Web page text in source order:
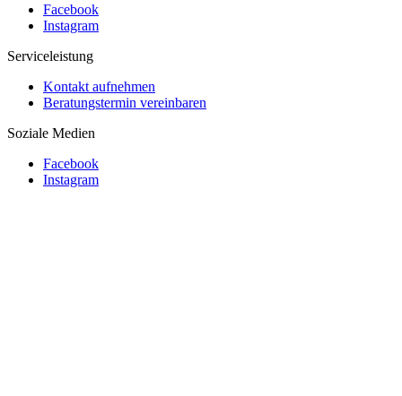
Facebook
Instagram
Serviceleistung
Kontakt aufnehmen
Beratungstermin vereinbaren
Soziale Medien
Facebook
Instagram